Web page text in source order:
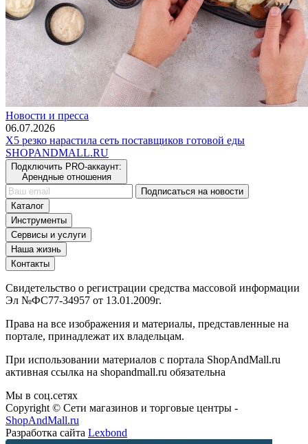
Новости и пресса
06.07.2026
Х5 резко нарастила сеть поставщиков готовой еды
SHOPANDMALL.RU
Подключить PRO-аккаунт:
Арендные отношения
Подписаться на новости
Каталог
Инструменты
Сервисы и услуги
Наша жизнь
Контакты
Свидетельство о регистрации средства массовой информации
Эл №ФС77-34957 от 13.01.2009г.
Права на все изображения и материалы, представленные на
портале, принадлежат их владельцам.
При использовании материалов с портала ShopAndMall.ru
активная ссылка на shopandmall.ru обязательна
Мы в соц.сетях
Copyright © Сети магазинов и торговые центры -
ShopAndMall.ru
Разработка сайта Lexbond